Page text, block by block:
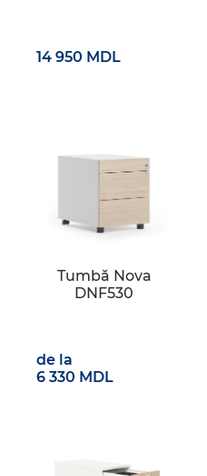
14 950 MDL
Tumbă Nova
DNF530
de la
6 330 MDL